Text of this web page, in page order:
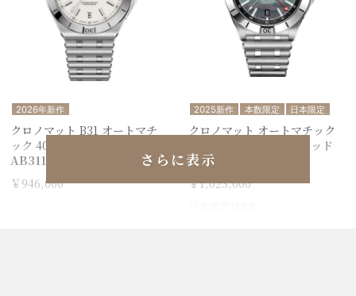
2026年新作
クロノマット B31 オートマチ
ック 40
AB3114101A1A1
￥946,000
2025新作 本数限定 日本限定
クロノマット オートマチック
GMT 40 ジャパンリミテッド
A32398A91G1A1
￥1,023,000
さらに表示